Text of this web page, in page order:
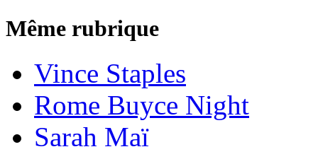
Même rubrique
Vince Staples
Rome Buyce Night
Sarah Maï